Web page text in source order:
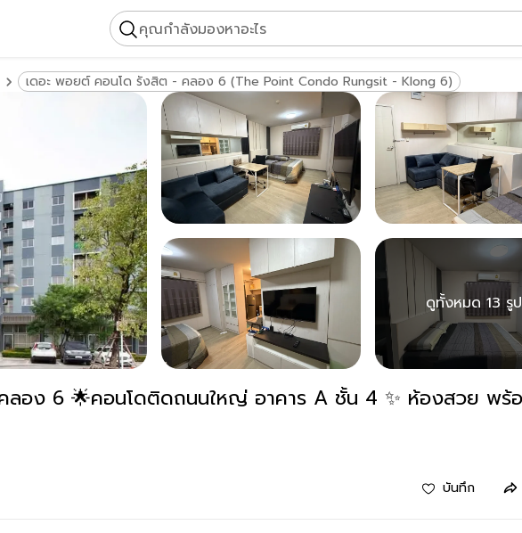
คุณกำลังมองหาอะไร
เดอะ พอยต์ คอนโด รังสิต - คลอง 6 (The Point Condo Rungsit - Klong 6)
ดูทั้งหมด 13 รูป
คอนโดติดถนนใหญ่ อาคาร A ชั้น 4 ✨ ห้องสวย พร้อมอยู่
บันทึก